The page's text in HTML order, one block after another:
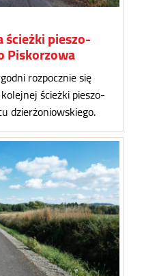
pieszo-
Piskorzowa
rozpocznie się
ścieżki pieszo-
dzierżoniowskiego.